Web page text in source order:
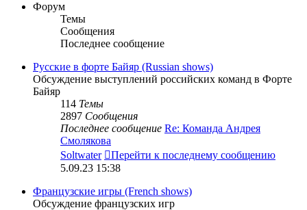
Форум
Темы
Сообщения
Последнее сообщение
Русские в форте Байяр (Russian shows)
Обсуждение выступлений российских команд в Форте
Байяр
114 Темы
2897 Сообщения
Последнее сообщение Re: Команда Андрея
Смолякова
Soltwater
Перейти к последнему сообщению
5.09.23 15:38
Французские игры (French shows)
Обсуждение французских игр